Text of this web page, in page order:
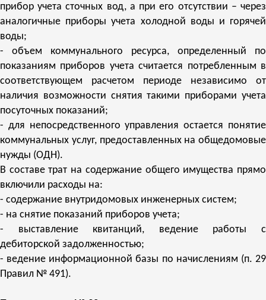
прибор учета сточных вод, а при его отсутствии – через
аналогичные приборы учета холодной воды и горячей
воды;
- объем коммунального ресурса, определенный по
показаниям приборов учета считается потребленным в
соответствующем расчетом периоде независимо от
наличия возможности снятия такими приборами учета
посуточных показаний;
- для непосредственного управления остается понятие
коммунальных услуг, предоставленных на общедомовые
нужды (ОДН).
В составе трат на содержание общего имущества прямо
включили расходы на:
- содержание внутридомовых инженерных систем;
- на снятие показаний приборов учета;
- выставление квитанций, ведение работы с
дебиторской задолженностью;
- ведение информационной базы по начислениям (п. 29
Правил № 491).